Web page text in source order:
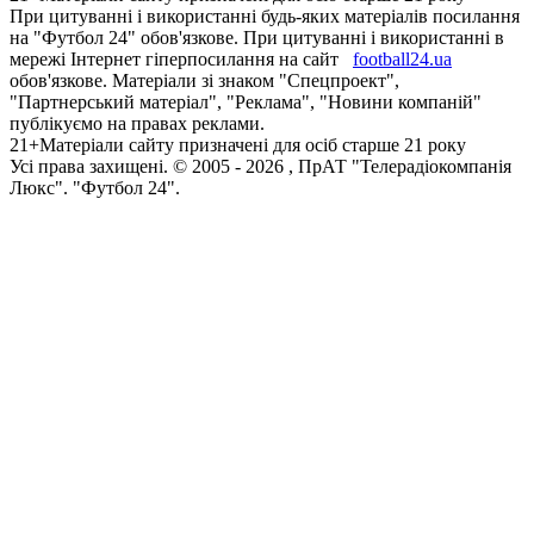
При цитуванні і використанні будь-яких матеріалів посилання
на "Футбол 24" обов'язкове. При цитуванні і використанні в
мережі Інтернет гіперпосилання на сайт
football24.ua
обов'язкове. Матеріали зі знаком "Спецпроект",
"Партнерський матеріал", "Реклама", "Новини компаній"
публікуємо на правах реклами.
21+Матеріали сайту призначені для осіб старше 21 року
Усi права захищенi. © 2005 - 2026 , ПрАТ "Телерадіокомпанія
Люкс". "Футбол 24".